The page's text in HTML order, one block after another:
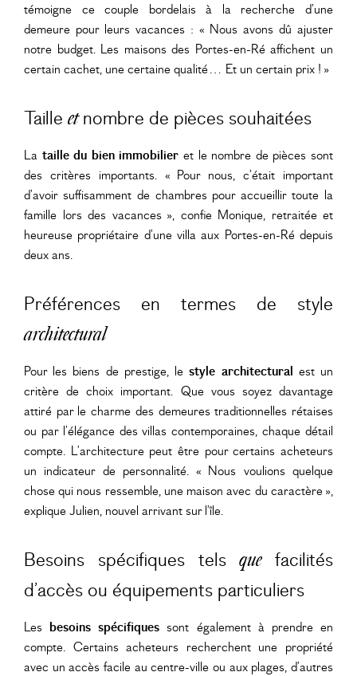
témoigne ce couple bordelais à la recherche d’une
demeure pour leurs vacances : « Nous avons dû ajuster
notre budget. Les maisons des Portes-en-Ré affichent un
certain cachet, une certaine qualité… Et un certain prix ! »
Taille etnombre de pièces souhaitées
La taille du bien immobilier et le nombre de pièces sont
des critères importants. « Pour nous, c’était important
d’avoir suffisamment de chambres pour accueillir toute la
famille lors des vacances », confie Monique, retraitée et
heureuse propriétaire d’une villa aux Portes-en-Ré depuis
deux ans.
Préférences en termes de style
architectural
Pour les biens de prestige, lestyle architectural est un
critère de choix important. Que vous soyez davantage
attiré par le charme des demeures traditionnelles rétaises
ou par l’élégance des villas contemporaines, chaque détail
compte. L’architecture peut être pour certains acheteurs
un indicateur de personnalité. « Nous voulions quelque
chose qui nous ressemble, une maison avec du caractère »,
explique Julien, nouvel arrivant sur l’île.
Besoins spécifiques telsquefacilités
d’accès ou équipements particuliers
Les besoins spécifiques sont également à prendre en
compte. Certains acheteurs recherchent une propriété
avec un accès facile au centre-ville ou aux plages, d’autres